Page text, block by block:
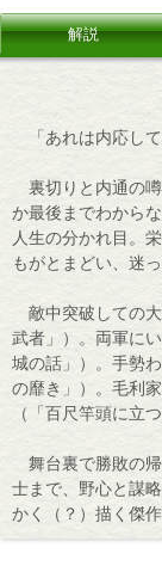
解説
「あれは内応して
裏切りと内通の
か最後までわから
人生の分かれ目。
もがとまどい、迷っ
敵中突破しての
武者」）。両軍に
城の話」）。手勢
の靡き」）。毛利
（「百尺竿頭に立つ
舞台裏で勝敗の
士まで、野心と謀
かく（？）描く傑作